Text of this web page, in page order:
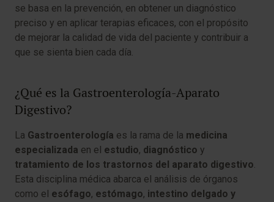
se basa en la prevención, en obtener un diagnóstico
preciso y en aplicar terapias eficaces, con el propósito
de mejorar la calidad de vida del paciente y contribuir a
que se sienta bien cada día.
¿Qué es la Gastroenterología-Aparato
Digestivo?
La Gastroenterología es la rama de la medicina
especializada en el estudio, diagnóstico y
tratamiento de los trastornos del aparato digestivo.
Esta disciplina médica abarca el análisis de órganos
como el esófago, estómago, intestino delgado y